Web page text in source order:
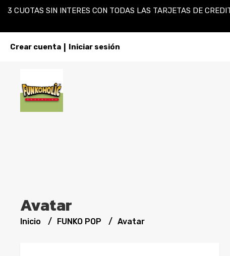
3 CUOTAS SIN INTERES CON TODAS LAS TARJETAS DE
Crear cuenta Iniciar sesión
Avatar
Inicio FUNKO POP Avatar